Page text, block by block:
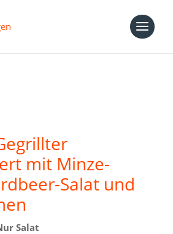
mit Minze-
Salat und
Salat